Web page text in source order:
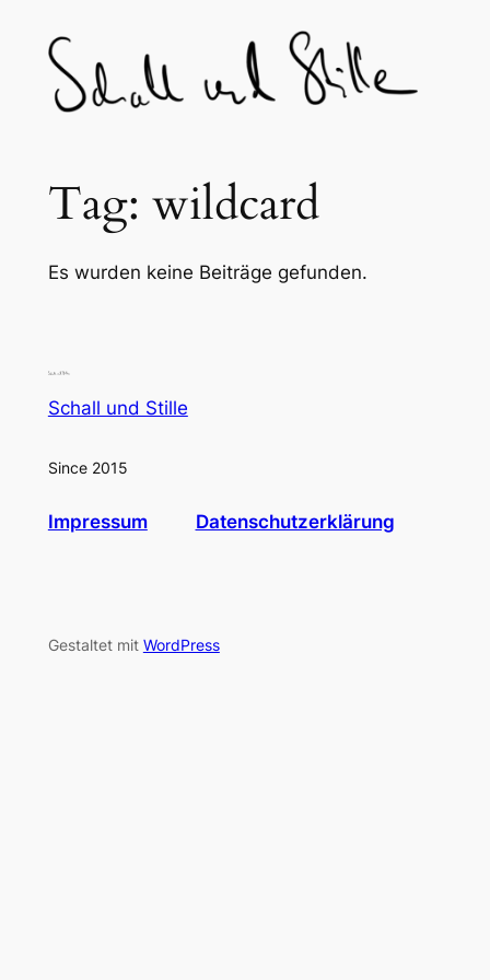
content
Tag: wildcard
Es wurden keine Beiträge gefunden.
Schall und Stille
Since 2015
Impressum Datenschutzerklärung
Gestaltet mit WordPress